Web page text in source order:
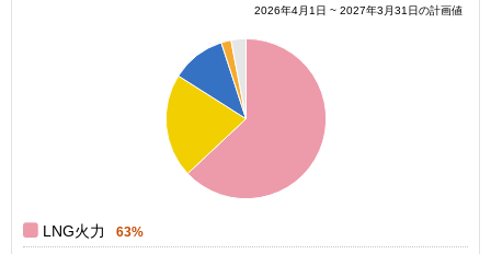
2026年4月1日 ~ 2027年3月31日の計画値
LNG火力 63%